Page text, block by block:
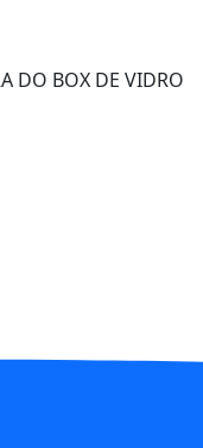
DO BOX DE VIDRO